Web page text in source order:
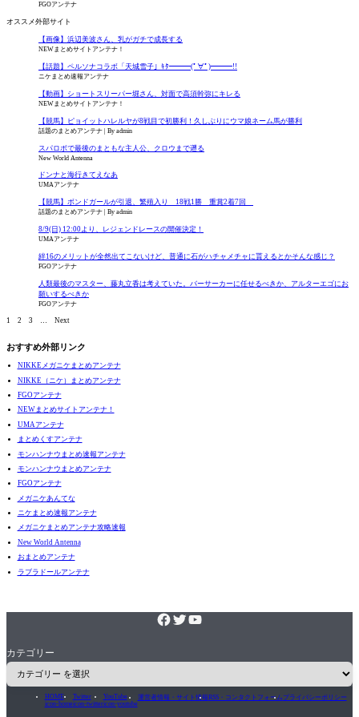
FGOアンテナ
オススメ外部サイト
【画像】浜辺美波さん、乳がガチで成長する
NEWまとめサイトアンテナ！
【話題】ペルソナコラボ「天城雪子」ｷﾀ━━━(ﾟ∀ﾟ)━━━!!
ニケまとめ速報アンテナ
【動画】ショートスリーパー堀さん、対面で高須幹弥にキレる
NEWまとめサイトアンテナ！
【競馬】ピョイットハレルヤが8戦目で初勝利！久しぶりにウマ娘ネーム馬が勝利
話題のまとめアンテナ By admin
スパロボで最後のまともな主人公、クロウまで遡る
New World Antenna
ドンナと海行きてえなあ
UMAアンテナ
【競馬】ボンドガールが引退、繁殖入り 18戦1勝 重賞2着7回
話題のまとめアンテナ By admin
8/9(日) 12:00より、レジェンドレースの開催決定！
UMAアンテナ
絆16のメリットが全然出てこないけど、普通に石がハチャメチャに貰えるとかそんな感じ？
FGOアンテナ
人類最後のマスター、藤丸立香は考えていた。バーサーカーに任せるべきか、アルターエゴにお
願いするべきか
FGOアンテナ
1 2 3 … Next
おすすめ外部リンク
NIKKEメガニケまとめアンテナ
NIKKE（ニケ）まとめアンテナ
FGOアンテナ
NEWまとめサイトアンテナ！
UMAアンテナ
まとめくすアンテナ
モンハンナウまとめ速報アンテナ
モンハンナウまとめアンテナ
FGOアンテナ
メガニケあんてな
ニケまとめ速報アンテナ
メガニケまとめアンテナ攻略速報
New World Antenna
おまとめアンテナ
ラブラドールアンテナ
カテゴリー
HOME
icon-home
Twitter
icon-twitter
YouTube
icon-youtube
運営者情報・サイト情報RSS・コンタクトフォームプライバシーポリシー